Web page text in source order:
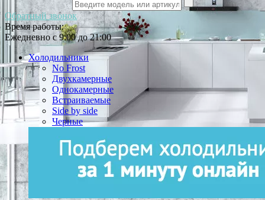
Обратный звонок
Время работы:
Ежедневно с 9:00 до 21:00
Холодильники
No Frost
Двухкамерные
Однокамерные
Встраиваемые
Side by side
Черные